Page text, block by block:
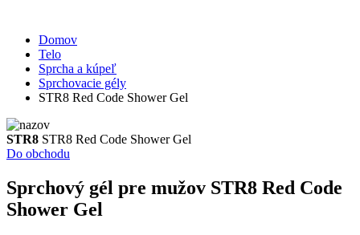
Domov
Telo
Sprcha a kúpeľ
Sprchovacie gély
STR8 Red Code Shower Gel
STR8 STR8 Red Code Shower Gel
Do obchodu
Sprchový gél pre mužov STR8 Red Code
Shower Gel